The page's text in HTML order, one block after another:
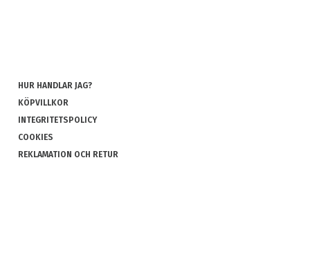
HUR HANDLAR JAG?
KÖPVILLKOR
INTEGRITETSPOLICY
COOKIES
REKLAMATION OCH RETUR